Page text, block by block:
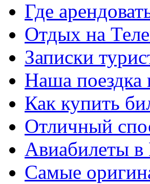
Где
Отдых на
Записки
Наша поездка
Как купить
Отличный
Авиабилеты в
Самые